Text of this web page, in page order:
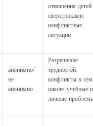
отношения детей
сверстниками,
конфликтные
ситуации
анонимно/
не
анонимно
Разрешение
трудностей:
конфликты в
школе, учебные и
личные